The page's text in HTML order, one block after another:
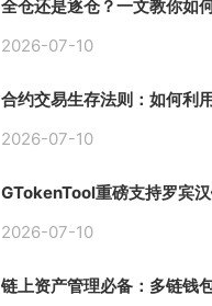
全仓还是逐仓？一文教你如
2026-07-10
合约交易生存法则：如何利
2026-07-10
GTokenTool重磅支持罗宾
2026-07-10
链上资产管理必备：多链钱